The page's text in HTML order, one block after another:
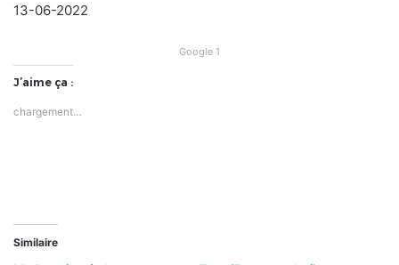
13-06-2022
Google 1
J’aime ça :
chargement…
Similaire